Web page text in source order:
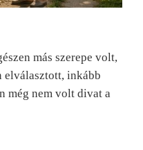
más szerepe volt,
elválasztott, inkább
még nem volt divat a